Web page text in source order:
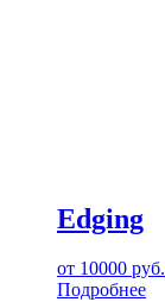
Edging
от 10000 руб.
Подробнее